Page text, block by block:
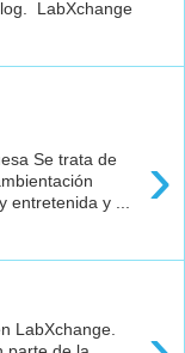
LabXchange
›
Se trata de
entretenida y ...
LabXchange.